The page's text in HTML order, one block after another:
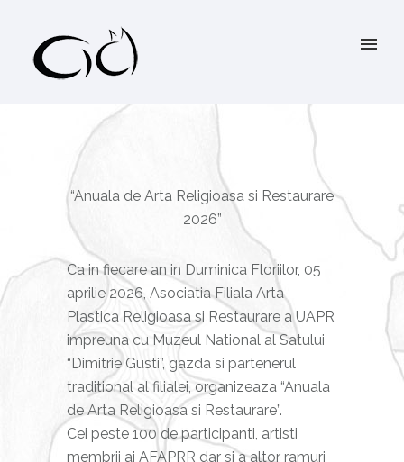
“Anuala de Arta Religioasa si Restaurare
2026”
Ca in fiecare an in Duminica Floriilor, 05
aprilie 2026, Asociatia Filiala Arta
Plastica Religioasa si Restaurare a UAPR
impreuna cu Muzeul National al Satului
“Dimitrie Gusti”, gazda si partenerul
traditional al filialei, organizeaza “Anuala
de Arta Religioasa si Restaurare”.
Cei peste 100 de participanti, artisti
membrii ai AFAPRR dar si a altor ramuri